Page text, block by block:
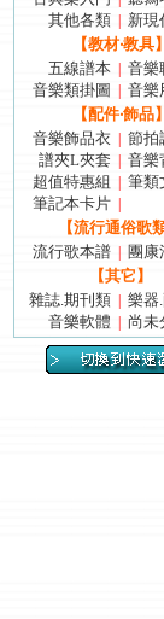
其他各類
新現
【教材‧教具】
五線譜本
音樂
音樂類掛圖
音樂
【配件‧飾品】
音樂飾品衣
節拍
譜夾L夾套
音樂
超值特惠組
筆類
筆記本卡片
【流行通俗歌類
流行歌本譜
團康
【其它】
雜誌.期刊類
樂器
音樂軟體
尚未